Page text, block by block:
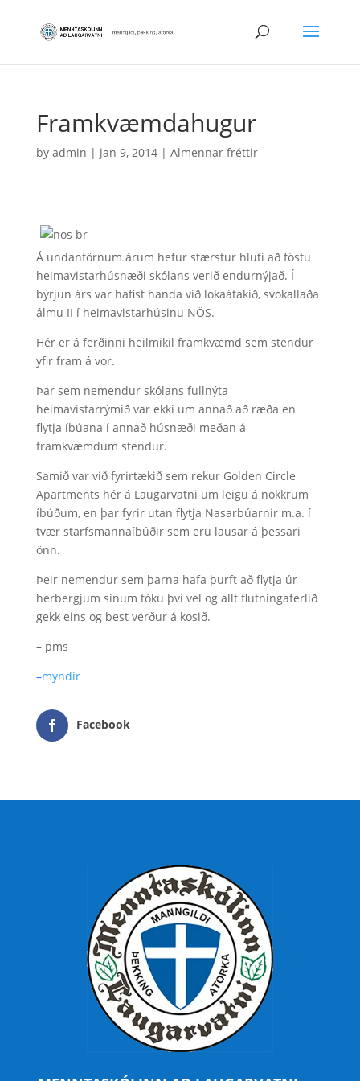
Framkvæmdahugur
by admin | jan 9, 2014| Almennar fréttir
Á undanförnum árum hefur stærstur hluti að föstu
heimavistarhúsnæði skólans verið endurnýjað. Í
byrjun árs var hafist handa við lokaátakið, svokallaða
álmu II í heimavistarhúsinu NÖS.
Hér er á ferðinni heilmikil framkvæmd sem stendur
yfir fram á vor.
Þar sem nemendur skólans fullnýta
heimavistarrýmið var ekki um annað að ræða en
flytja íbúana í annað húsnæði meðan á
framkvæmdum stendur.
Samið var við fyrirtækið sem rekur Golden Circle
Apartments hér á Laugarvatni um leigu á nokkrum
íbúðum, en þar fyrir utan flytja Nasarbúarnir m.a. í
tvær starfsmannaíbúðir sem eru lausar á þessari
önn.
Þeir nemendur sem þarna hafa þurft að flytja úr
herbergjum sínum tóku því vel og allt flutningaferlið
gekk eins og best verður á kosið.
– pms
–myndir
Facebook